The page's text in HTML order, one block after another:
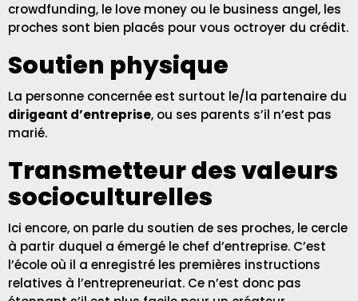
crowdfunding, le love money ou le business angel, les
proches sont bien placés pour vous octroyer du crédit.
Soutien physique
La personne concernée est surtout le/la partenaire du
dirigeant d’entreprise, ou ses parents s’il n’est pas
marié.
Transmetteur des valeurs
socioculturelles
Ici encore, on parle du soutien de ses proches, le cercle
à partir duquel a émergé le chef d’entreprise. C’est
l’école où il a enregistré les premières instructions
relatives à l’entrepreneuriat. Ce n’est donc pas